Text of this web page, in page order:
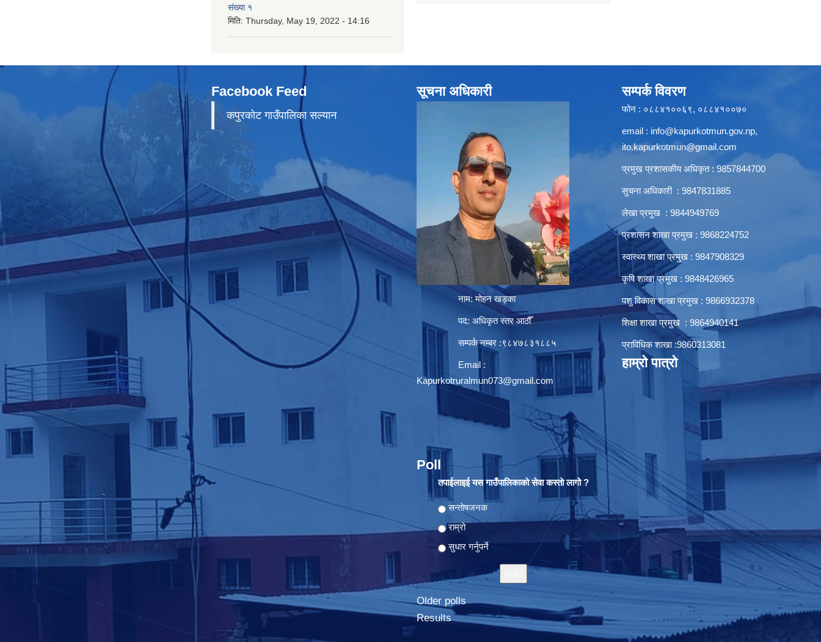
संख्या १
मिति: Thursday, May 19, 2022 - 14:16
Facebook Feed
कपुरकाेट गाउँपालिका सल्यान
सूचना अधिकारी
नाम: मोहन खड्का
पद: अधिकृत स्तर आठौँ
सम्पर्क नम्बर :९८४७८३१८८५
Email :
Kapurkotruralmun073@gmail.com
Poll
तपाईलाइई यस गाउँपालिकाको सेवा कस्ताे लागो ?
Choices
सन्ताेषजनक
राम्रो
सुधार गर्नुपर्ने
Older polls
Results
सम्पर्क विवरण
फोन : ०८८४१००६९, ०८८४१००७०
email : info@kapurkotmun.gov.np,
ito.kapurkotmun@gmail.com
प्रमुख प्रशासकीय अधिकृत : 9857844700
सुचना अधिकारी : 9847831885
लेखा प्रमुख : 9844949769
प्रशासन शाखा प्रमुख : 9868224752
स्वास्थ्य शाखा प्रमुख : 9847908329
कृषि शाखा प्रमुख : 9848426965
पशु विकास शाखा प्रमुख : 9866932378
शिक्षा शाखा प्रमुख : 9864940141
प्राविधिक शाखा :9860313081
हाम्रो पात्रो